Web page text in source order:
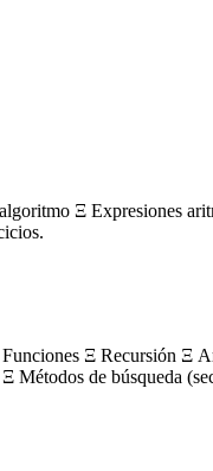
Ξ Expresiones
Ξ Recursión Ξ
Métodos de búsqueda